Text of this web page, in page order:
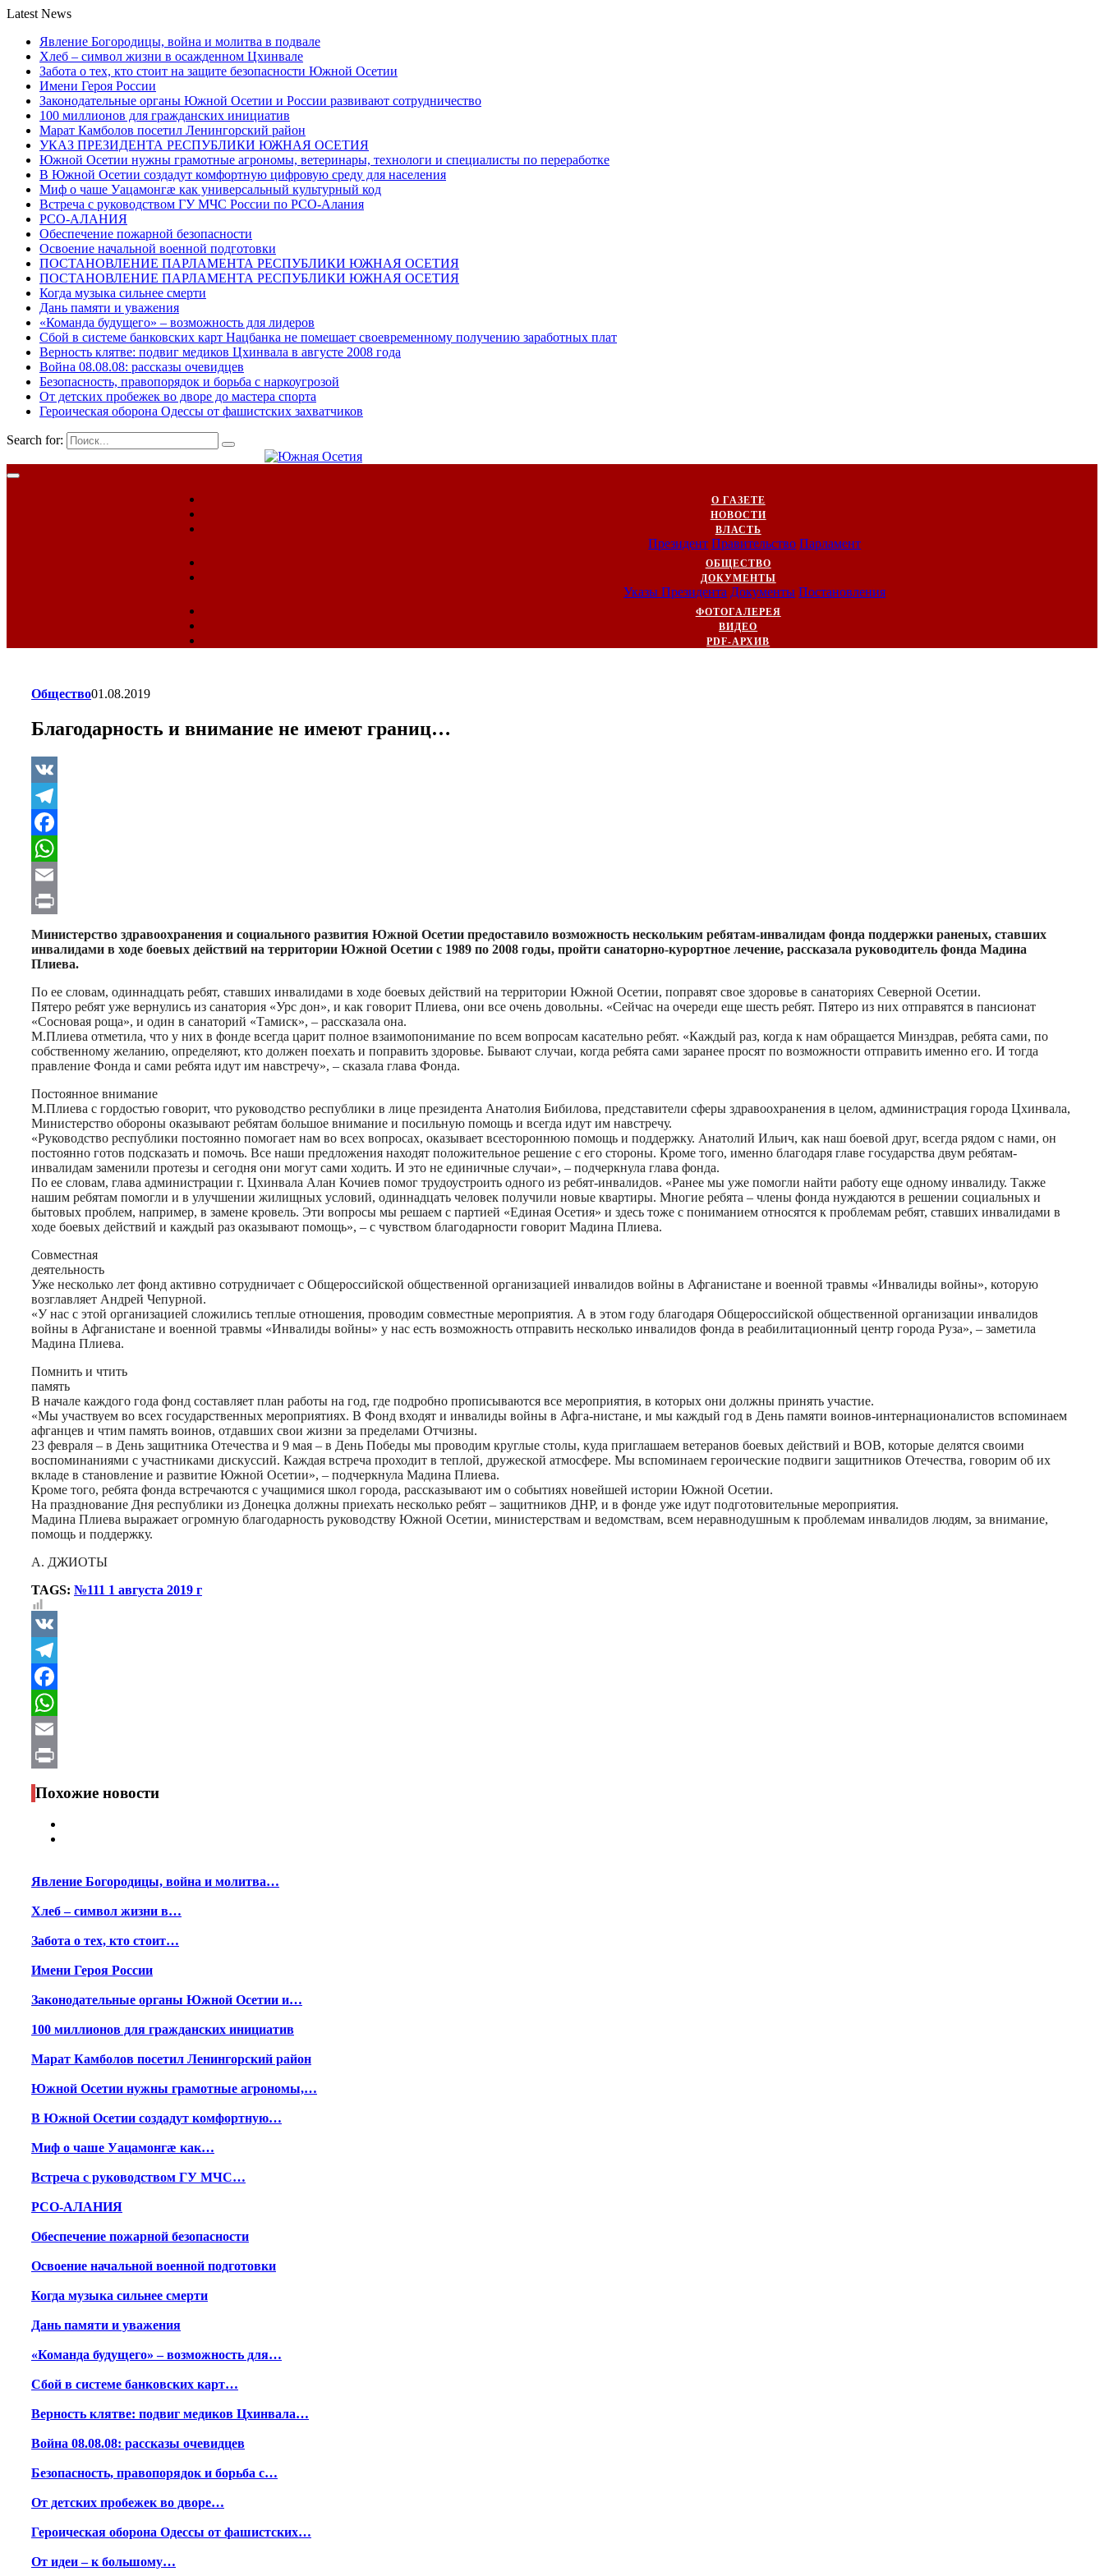
Latest News
Явление Богородицы, война и молитва в подвале
Хлеб – символ жизни в осажденном Цхинвале
Забота о тех, кто стоит на защите безопасности Южной Осетии
Имени Героя России
Законодательные органы Южной Осетии и России развивают сотрудничество
100 миллионов для гражданских инициатив
Марат Камболов посетил Ленингорский район
УКАЗ ПРЕЗИДЕНТА РЕСПУБЛИКИ ЮЖНАЯ ОСЕТИЯ
Южной Осетии нужны грамотные агрономы, ветеринары, технологи и специалисты по переработке
В Южной Осетии создадут комфортную цифровую среду для населения
Миф о чаше Уацамонгæ как универсальный культурный код
Встреча с руководством ГУ МЧС России по РСО-Алания
РСО-АЛАНИЯ
Обеспечение пожарной безопасности
Освоение начальной военной подготовки
ПОСТАНОВЛЕНИЕ ПАРЛАМЕНТА РЕСПУБЛИКИ ЮЖНАЯ ОСЕТИЯ
ПОСТАНОВЛЕНИЕ ПАРЛАМЕНТА РЕСПУБЛИКИ ЮЖНАЯ ОСЕТИЯ
Когда музыка сильнее смерти
Дань памяти и уважения
«Команда будущего» – возможность для лидеров
Сбой в системе банковских карт Нацбанка не помешает своевременному получению заработных плат
Верность клятве: подвиг медиков Цхинвала в августе 2008 года
Война 08.08.08: рассказы очевидцев
Безопасность, правопорядок и борьба с наркоугрозой
От детских пробежек во дворе до мастера спорта
Героическая оборона Одессы от фашистских захватчиков
Search for:
О ГАЗЕТЕ
НОВОСТИ
ВЛАСТЬ
Президент Правительство Парламент
ОБЩЕСТВО
ДОКУМЕНТЫ
Указы Президента Документы Постановления
ФОТОГАЛЕРЕЯ
ВИДЕО
PDF-АРХИВ
Общество01.08.2019
Благодарность и внимание не имеют границ…
VK
Telegram
Facebook
WhatsApp
Email
Print
Министерство здравоохранения и социального развития Южной Осетии предоставило возможность нескольким ребятам-инвалидам фонда поддержки раненых, ставших
инвалидами в ходе боевых действий на территории Южной Осетии с 1989 по 2008 годы, пройти санаторно-курортное лечение, рассказала руководитель фонда Мадина
Плиева.
По ее словам, одиннадцать ребят, ставших инвалидами в ходе боевых действий на территории Южной Осетии, поправят свое здоровье в санаториях Северной Осетии.
Пятеро ребят уже вернулись из санатория «Урс дон», и как говорит Плиева, они все очень довольны. «Сейчас на очереди еще шесть ребят. Пятеро из них отправятся в пансионат
«Сосновая роща», и один в санаторий «Тамиск», – рассказала она.
М.Плиева отметила, что у них в фонде всегда царит полное взаимопонимание по всем вопросам касательно ребят. «Каждый раз, когда к нам обращается Минздрав, ребята сами, по
собственному желанию, определяют, кто должен поехать и поправить здоровье. Бывают случаи, когда ребята сами заранее просят по возможности отправить именно его. И тогда
правление Фонда и сами ребята идут им навстречу», – сказала глава Фонда.
Постоянное внимание
М.Плиева с гордостью говорит, что руководство республики в лице президента Анатолия Бибилова, представители сферы здравоохранения в целом, администрация города Цхинвала,
Министерство обороны оказывают ребятам большое внимание и посильную помощь и всегда идут им навстречу.
«Руководство республики постоянно помогает нам во всех вопросах, оказывает всестороннюю помощь и поддержку. Анатолий Ильич, как наш боевой друг, всегда рядом с нами, он
постоянно готов подсказать и помочь. Все наши предложения находят положительное решение с его стороны. Кроме того, именно благодаря главе государства двум ребятам-
инвалидам заменили протезы и сегодня они могут сами ходить. И это не единичные случаи», – подчеркнула глава фонда.
По ее словам, глава администрации г. Цхинвала Алан Кочиев помог трудоустроить одного из ребят-инвалидов. «Ранее мы уже помогли найти работу еще одному инвалиду. Также
нашим ребятам помогли и в улучшении жилищных условий, одиннадцать человек получили новые квартиры. Многие ребята – члены фонда нуждаются в решении социальных и
бытовых проблем, например, в замене кровель. Эти вопросы мы решаем с партией «Единая Осетия» и здесь тоже с пониманием относятся к проблемам ребят, ставших инвалидами в
ходе боевых действий и каждый раз оказывают помощь», – с чувством благодарности говорит Мадина Плиева.
Совместная
деятельность
Уже несколько лет фонд активно сотрудничает с Общероссийской общественной организацией инвалидов войны в Афганистане и военной травмы «Инвалиды войны», которую
возглавляет Андрей Чепурной.
«У нас с этой организацией сложились теплые отношения, проводим совместные мероприятия. А в этом году благодаря Общероссийской общественной организации инвалидов
войны в Афганистане и военной травмы «Инвалиды войны» у нас есть возможность отправить несколько инвалидов фонда в реабилитационный центр города Руза», – заметила
Мадина Плиева.
Помнить и чтить
память
В начале каждого года фонд составляет план работы на год, где подробно прописываются все мероприятия, в которых они должны принять участие.
«Мы участвуем во всех государственных мероприятиях. В Фонд входят и инвалиды войны в Афга-нистане, и мы каждый год в День памяти воинов-интернационалистов вспоминаем
афганцев и чтим память воинов, отдавших свои жизни за пределами Отчизны.
23 февраля – в День защитника Отечества и 9 мая – в День Победы мы проводим круглые столы, куда приглашаем ветеранов боевых действий и ВОВ, которые делятся своими
воспоминаниями с участниками дискуссий. Каждая встреча проходит в теплой, дружеской атмосфере. Мы вспоминаем героические подвиги защитников Отечества, говорим об их
вкладе в становление и развитие Южной Осетии», – подчеркнула Мадина Плиева.
Кроме того, ребята фонда встречаются с учащимися школ города, рассказывают им о событиях новейшей истории Южной Осетии.
На празднование Дня республики из Донецка должны приехать несколько ребят – защитников ДНР, и в фонде уже идут подготовительные мероприятия.
Мадина Плиева выражает огромную благодарность руководству Южной Осетии, министерствам и ведомствам, всем неравнодушным к проблемам инвалидов людям, за внимание,
помощь и поддержку.
А. ДЖИОТЫ
TAGS: №111 1 августа 2019 г
VK
Telegram
Facebook
WhatsApp
Email
Print
Похожие новости
Явление Богородицы, война и молитва…
Хлеб – символ жизни в…
Забота о тех, кто стоит…
Имени Героя России
Законодательные органы Южной Осетии и…
100 миллионов для гражданских инициатив
Марат Камболов посетил Ленингорский район
Южной Осетии нужны грамотные агрономы,…
В Южной Осетии создадут комфортную…
Миф о чаше Уацамонгæ как…
Встреча с руководством ГУ МЧС…
РСО-АЛАНИЯ
Обеспечение пожарной безопасности
Освоение начальной военной подготовки
Когда музыка сильнее смерти
Дань памяти и уважения
«Команда будущего» – возможность для…
Сбой в системе банковских карт…
Верность клятве: подвиг медиков Цхинвала…
Война 08.08.08: рассказы очевидцев
Безопасность, правопорядок и борьба с…
От детских пробежек во дворе…
Героическая оборона Одессы от фашистских…
От идеи – к большому…